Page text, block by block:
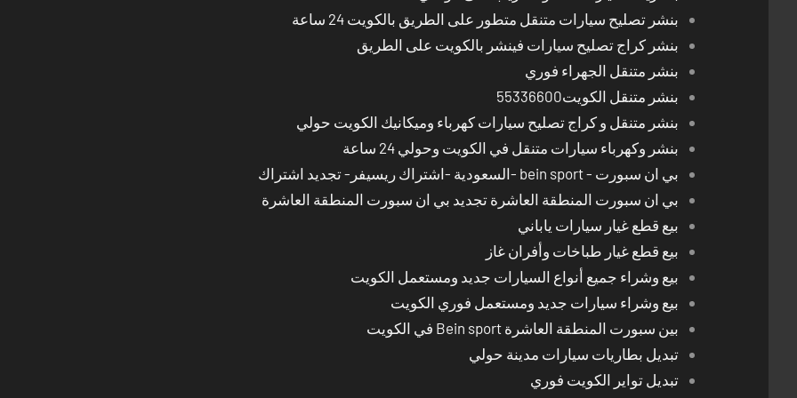
بنشر تصليح سيارات متنقل متطور على الطريق بالكويت 24 ساعة
بنشر كراج تصليح سيارات فينشر بالكويت على الطريق
بنشر متنقل الجهراء فوري
بنشر متنقل الكويت55336600
بنشر متنقل و كراج تصليح سيارات كهرباء وميكانيك الكويت حولي
بنشر وكهرباء سيارات متنقل في الكويت وحولي 24 ساعة
بي ان سبورت - bein sport -السعودية -اشتراك ريسيفر- تجديد اشتراك
بي ان سبورت المنطقة العاشرة تجديد بي ان سبورت المنطقة العاشرة
بيع قطع غيار سيارات ياباني
بيع قطع غيار طباخات وأفران غاز
بيع وشراء جميع أنواع السيارات جديد ومستعمل الكويت
بيع وشراء سيارات جديد ومستعمل فوري الكويت
بين سبورت المنطقة العاشرة Bein sport في الكويت
تبديل بطاريات سيارات مدينة حولي
تبديل تواير الكويت فوري